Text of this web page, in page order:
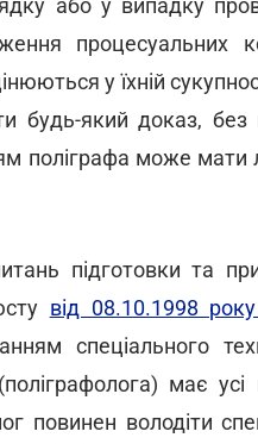
або у випадку
процесуальних
у їхній
будь-який доказ,
поліграфа може мати
підготовки та
від 08.10.1998
спеціального
має усі
повинен володіти